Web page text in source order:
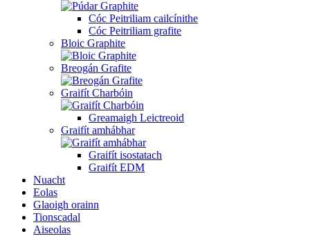
Cóc Peitriliam cailcínithe
Cóc Peitriliam grafite
Bloic Graphite
Breogán Grafite
Graifít Charbóin
Greamaigh Leictreoid
Graifít amhábhar
Graifít isostatach
Graifít EDM
Nuacht
Eolas
Glaoigh orainn
Tionscadal
Aiseolas